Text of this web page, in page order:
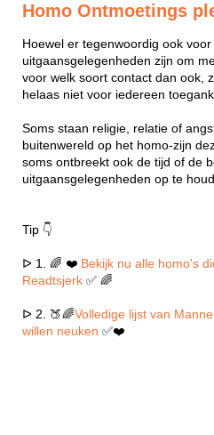
Homo Ontmoetings
Hoewel er tegenwoordig ook
uitgaansgelegenheden zijn om
voor welk soort contact dan ook,
helaas niet voor iedereen
Soms staan religie, relatie of
buitenwereld op het homo-zijn
soms ontbreekt ook de tijd of de
uitgaansgelegenheden op te
Tip 👇
ᐅ 1. 🌈 ❤️ Bekijk nu alle homo's
Readtsjerk ✅ 🌈
ᐅ 2. 🍑🌈Volledige lijst van
willen neuken ✅❤️